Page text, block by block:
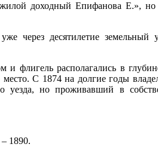
доходный Епифанова Е.», но
через десятилетие земельный
флигель располагались в
С 1874 на долгие годы
уезда, но проживавший в
1890.